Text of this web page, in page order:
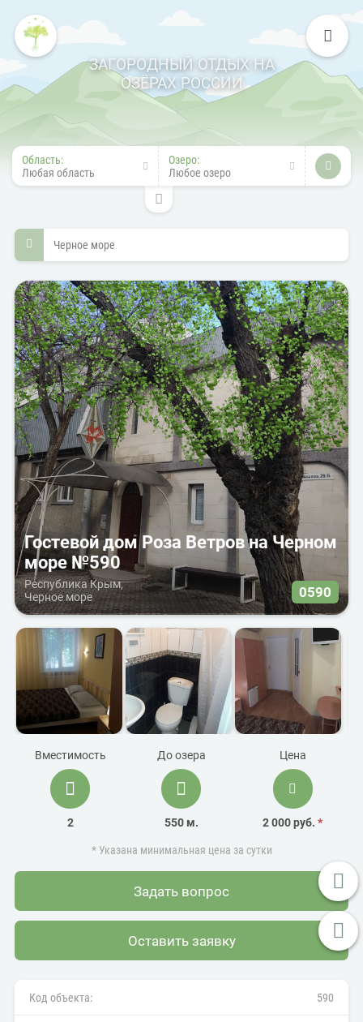
ЗАГОРОДНЫЙ ОТДЫХ НА
ОЗЁРАХ РОССИИ
Область:
Любая область
Озеро:
Любое озеро
Черное море
Гостевой дом Роза Ветров на Черном
море №590
Республика Крым,
Черное море
0590
Вместимость
2
До озера
550 м.
Цена
2 000 руб.*
* Указана минимальная цена за сутки
Задать вопрос
Оставить заявку
Код объекта: 590